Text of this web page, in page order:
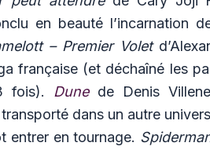
en beauté l’incarnation
– Premier Volet
française (et déchaîné les
fois). Dune de Denis
dans un autre
entrer en tournage.